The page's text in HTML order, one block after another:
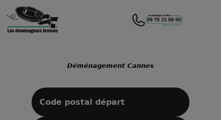
Déménagement Cannes